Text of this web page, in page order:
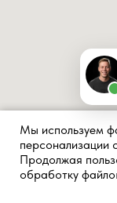
Оставляя заявку на сайте,
обработкой персональных
Мы используем
персонализации
Продолжая
обработку